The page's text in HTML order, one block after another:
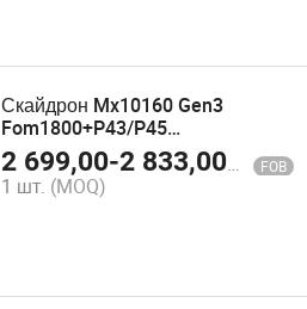
Скайдрон Mx10160 Gen3
Fom1800+P43/P45
Автоматические ворота трубки
усилителя изображения
Pvs14/31 Gpnvg18 Ночное
2 699,00-2 833,00$ FOB
1 шт. (MOQ)